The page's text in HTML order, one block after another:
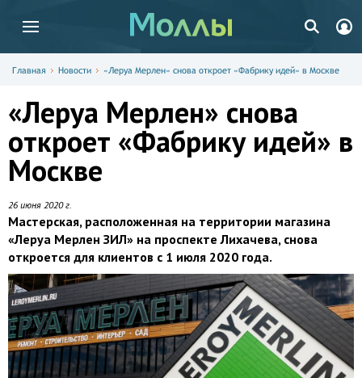
Главная Новости «Леруа Мерлен» снова откроет «Фабрику идей» в Москве
«Леруа Мерлен» снова
откроет «Фабрику идей» в
Москве
26 июня 2020 г.
Мастерская, расположенная на территории магазина
«Леруа Мерлен ЗИЛ» на проспекте Лихачева, снова
откроется для клиентов с 1 июля 2020 года.